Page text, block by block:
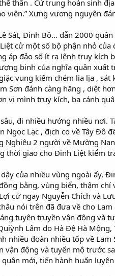
thân . Cử trung hoàn sinh
viên.” Xưng vương nguyên
Sát, Đinh Bồ… dẫn 2000
cử một số bộ phận nhỏ
áp đảo số ít ra lệnh truy kích
binh của nghĩa quân
vung kiếm chém lia lịa ,
Sơn đánh càng hăng , diệt
vị mình truy kích, ba cánh
đi nhiều hướng nhiều nơi.
Lạc , địch co về Tây Đô
2 người về Mường
giao cho Đinh Liệt kiểm
của nhiều vùng ngoài ấy,
bằng, vùng biển, thậm
cử ngay Nguyễn Chích và
nói trên đã đưa về cho
tuyên truyền vận động và
Lâm do Hà Đệ Hà
đoàn nhiều tốp về Lam
vận động và tuyển mộ trước
mới, tiến hành huấn